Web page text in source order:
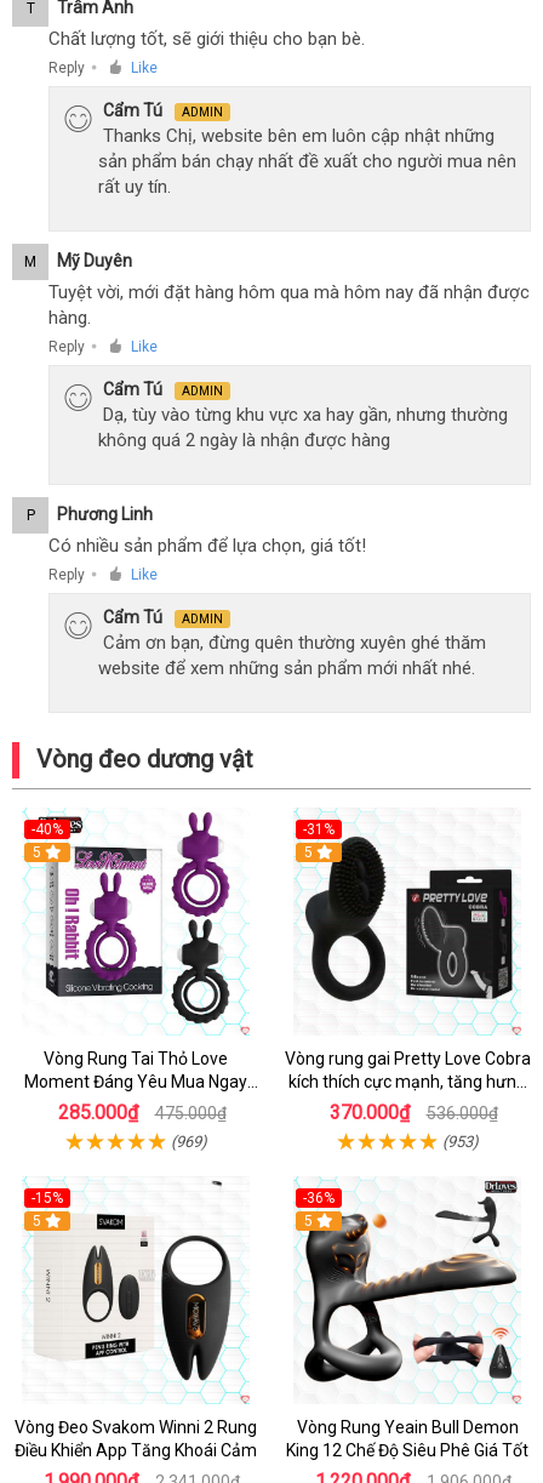
T Trâm Anh
Chất lượng tốt, sẽ giới thiệu cho bạn bè.
Reply ● Like
Cẩm Tú ADMIN
Thanks Chị, website bên em luôn cập nhật những
sản phẩm bán chạy nhất đề xuất cho người mua nên
rất uy tín.
M Mỹ Duyên
Tuyệt vời, mới đặt hàng hôm qua mà hôm nay đã nhận được
hàng.
Reply ● Like
Cẩm Tú ADMIN
Dạ, tùy vào từng khu vực xa hay gần, nhưng thường
không quá 2 ngày là nhận được hàng
P Phương Linh
Có nhiều sản phẩm để lựa chọn, giá tốt!
Reply ● Like
Cẩm Tú ADMIN
Cảm ơn bạn, đừng quên thường xuyên ghé thăm
website để xem những sản phẩm mới nhất nhé.
Vòng đeo dương vật
-40%
5
Vòng Rung Tai Thỏ Love
Moment Đáng Yêu Mua Ngay
Giá Tốt
285.000₫ 475.000₫
(969)
-31%
5
Vòng rung gai Pretty Love Cobra
kích thích cực mạnh, tăng hưng
phấn
370.000₫ 536.000₫
(953)
-15%
Hot
5
Vòng Đeo Svakom Winni 2 Rung
Điều Khiển App Tăng Khoái Cảm
-36%
Hot
5
Vòng Rung Yeain Bull Demon
King 12 Chế Độ Siêu Phê Giá Tốt